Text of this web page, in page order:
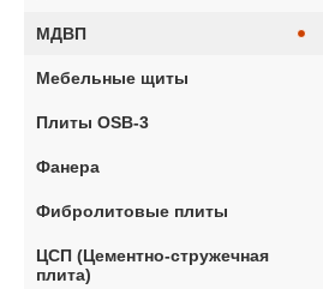
МДВП
Мебельные щиты
Плиты OSB-3
Фанера
Фибролитовые плиты
ЦСП (Цементно-стружечная
плита)